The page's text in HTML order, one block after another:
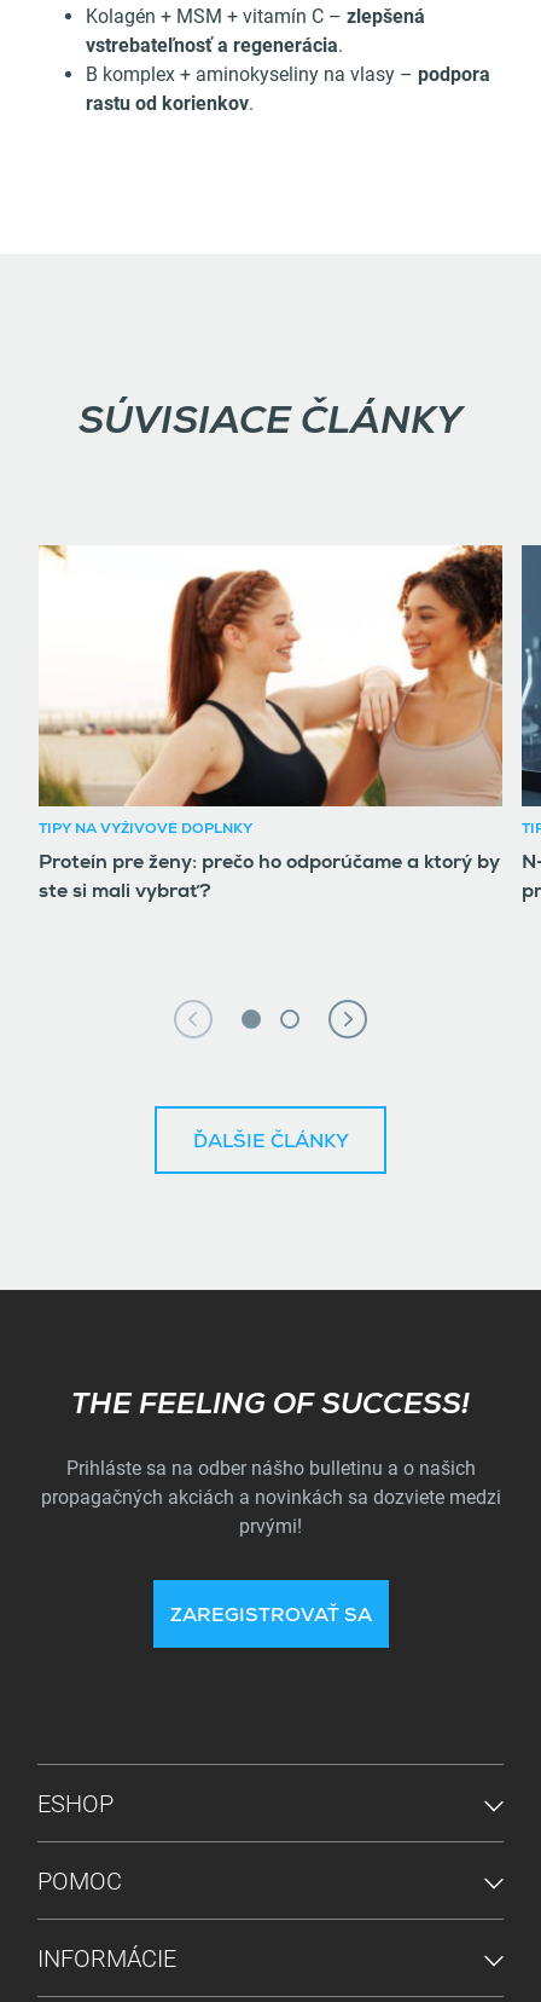
Kolagén + MSM + vitamín C – zlepšená
vstrebateľnosť a regenerácia.
B komplex + aminokyseliny na vlasy – podpora
rastu od korienkov.
SÚVISIACE ČLÁNKY
TIPY NA VÝŽIVOVÉ DOPLNKY
Proteín pre ženy: prečo ho odporúčame a ktorý by
ste si mali vybrať?
ĎALŠIE ČLÁNKY
Subscribe
THE FEELING OF SUCCESS!
Prihláste sa na odber nášho bulletinu a o našich
propagačných akciách a novinkách sa dozviete medzi
prvými!
ZAREGISTROVAŤ SA
PONUKA V PÄTE
ESHOP
POMOC
INFORMÁCIE